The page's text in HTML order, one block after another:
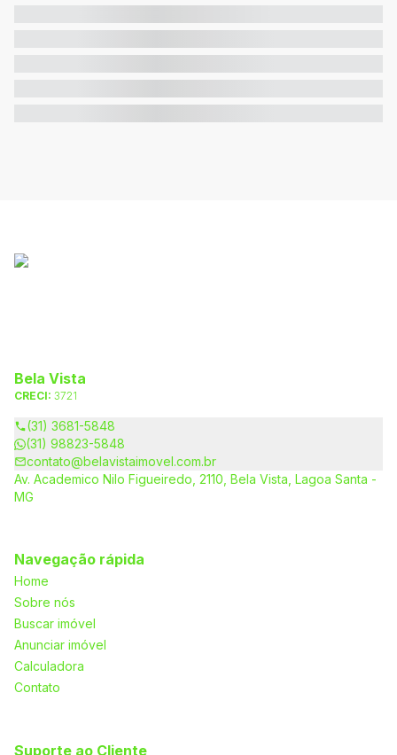
Bela Vista
CRECI: 3721
(31) 3681-5848
(31) 98823-5848
contato@belavistaimovel.com.br
Av. Academico Nilo Figueiredo, 2110, Bela Vista, Lagoa Santa -
MG
Navegação rápida
Home
Sobre nós
Buscar imóvel
Anunciar imóvel
Calculadora
Contato
Suporte ao Cliente